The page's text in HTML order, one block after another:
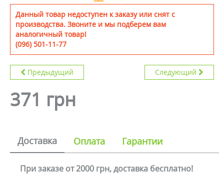
Данный товар недоступен к заказу или снят с
производства. Звоните и мы подберем вам
аналогичный товар!
(096) 501-11-77
Предыдущий Следующий
371 грн
Доставка Оплата Гарантии
При заказе от 2000 грн, доставка бесплатно!